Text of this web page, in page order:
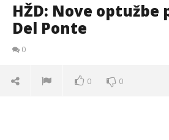
HŽD: Nove optužbe
Del Ponte
0
0 0